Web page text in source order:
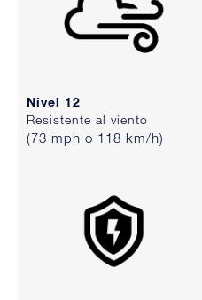
Nivel 12
Resistente al viento
(73 mph o 118 km/h)